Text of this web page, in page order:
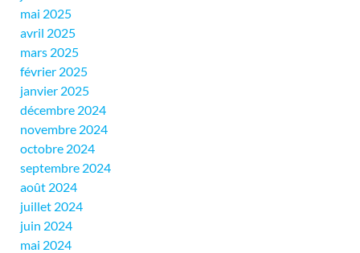
mai 2025
avril 2025
mars 2025
février 2025
janvier 2025
décembre 2024
novembre 2024
octobre 2024
septembre 2024
août 2024
juillet 2024
juin 2024
mai 2024